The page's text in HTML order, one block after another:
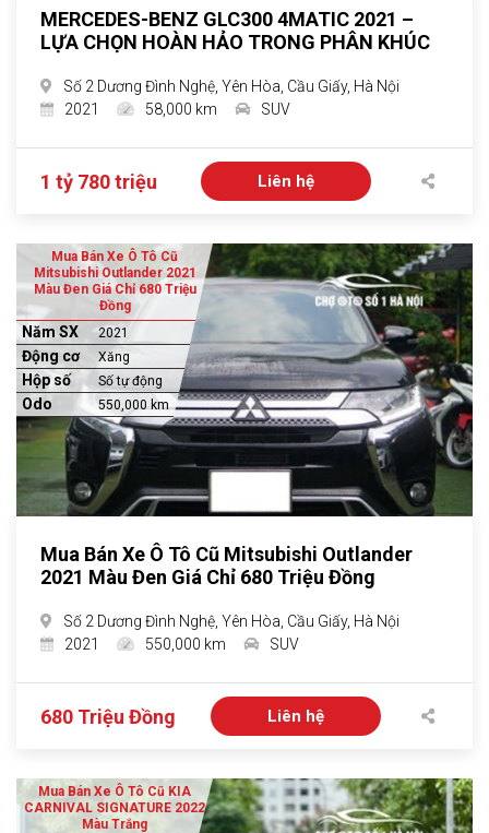
MERCEDES-BENZ GLC300 4MATIC 2021 –
LỰA CHỌN HOÀN HẢO TRONG PHÂN KHÚC
Số 2 Dương Đình Nghệ, Yên Hòa, Cầu Giấy, Hà Nội
2021
58,000 km SUV
1 tỷ 780 triệu Liên hệ
Mua Bán Xe Ô Tô Cũ
Mitsubishi Outlander 2021
Màu Đen Giá Chỉ 680 Triệu
Đồng
Năm SX 2021
Động cơ Xăng
Hộp số Số tự động
Odo 550,000 km
Mua Bán Xe Ô Tô Cũ Mitsubishi Outlander
2021 Màu Đen Giá Chỉ 680 Triệu Đồng
Số 2 Dương Đình Nghệ, Yên Hòa, Cầu Giấy, Hà Nội
2021
550,000 km SUV
680 Triệu Đồng Liên hệ
Mua Bán Xe Ô Tô Cũ KIA
CARNIVAL SIGNATURE 2022
Màu Trắng